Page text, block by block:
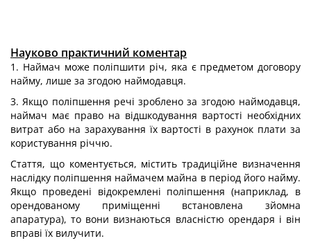
Науково практичний коментар
1. Наймач може поліпшити річ, яка є предметом договору
найму, лише за згодою наймодавця.
3. Якщо поліпшення речі зроблено за згодою наймодавця,
наймач має право на відшкодування вартості необхідних
витрат або на зарахування їх вартості в рахунок плати за
користування річчю.
Стаття, що коментується, містить традиційне визначення
наслідку поліпшення наймачем майна в період його найму.
Якщо проведені відокремлені поліпшення (наприклад, в
орендованому приміщенні встановлена зйомна
апаратура), то вони визнаються власністю орендаря і він
вправі їх вилучити.